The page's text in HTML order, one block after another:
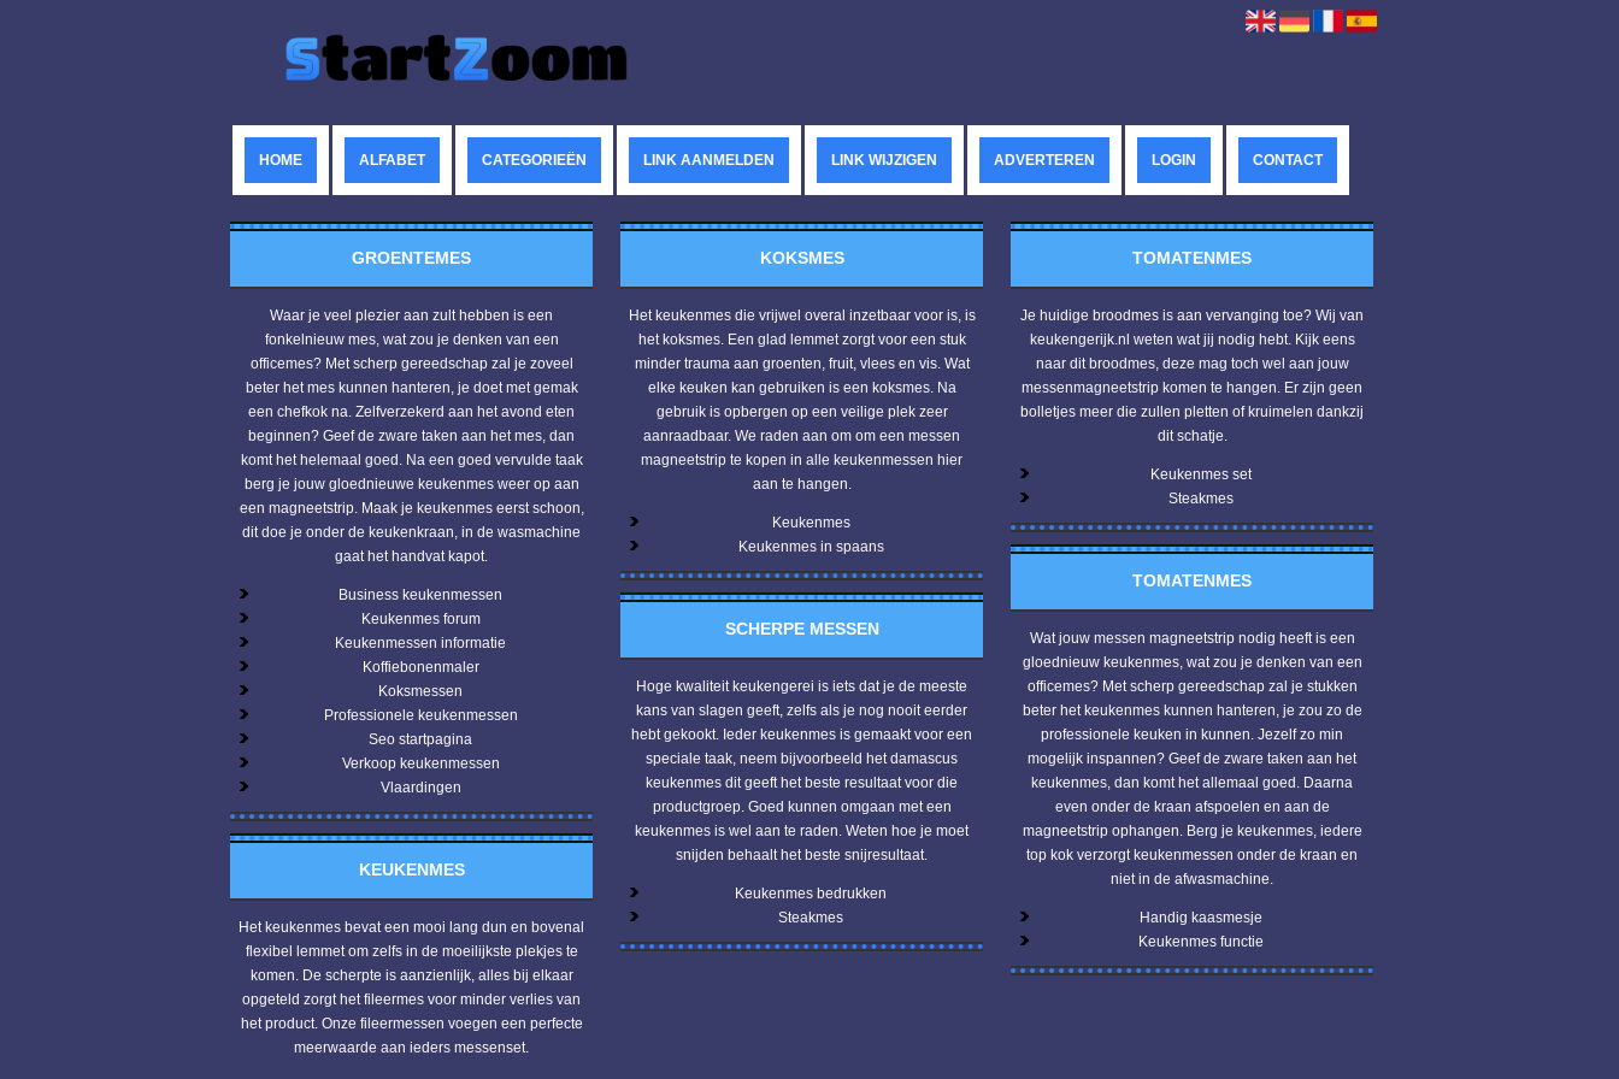
HOME ALFABET CATEGORIEËN LINK AANMELDEN LINK WIJZIGEN ADVERTEREN LOGIN CONTACT
GROENTEMES
Waar je veel plezier aan zult hebben is een
fonkelnieuw mes, wat zou je denken van een
officemes? Met scherp gereedschap zal je zoveel
beter het mes kunnen hanteren, je doet met gemak
een chefkok na. Zelfverzekerd aan het avond eten
beginnen? Geef de zware taken aan het mes, dan
komt het helemaal goed. Na een goed vervulde taak
berg je jouw gloednieuwe keukenmes weer op aan
een magneetstrip. Maak je keukenmes eerst schoon,
dit doe je onder de keukenkraan, in de wasmachine
gaat het handvat kapot.
Business keukenmessen
Keukenmes forum
Keukenmessen informatie
Koffiebonenmaler
Koksmessen
Professionele keukenmessen
Seo startpagina
Verkoop keukenmessen
Vlaardingen
KEUKENMES
Het keukenmes bevat een mooi lang dun en bovenal
flexibel lemmet om zelfs in de moeilijkste plekjes te
komen. De scherpte is aanzienlijk, alles bij elkaar
opgeteld zorgt het fileermes voor minder verlies van
het product. Onze fileermessen voegen een perfecte
meerwaarde aan ieders messenset.
KOKSMES
Het keukenmes die vrijwel overal inzetbaar voor is, is
het koksmes. Een glad lemmet zorgt voor een stuk
minder trauma aan groenten, fruit, vlees en vis. Wat
elke keuken kan gebruiken is een koksmes. Na
gebruik is opbergen op een veilige plek zeer
aanraadbaar. We raden aan om om een messen
magneetstrip te kopen in alle keukenmessen hier
aan te hangen.
Keukenmes
Keukenmes in spaans
SCHERPE MESSEN
Hoge kwaliteit keukengerei is iets dat je de meeste
kans van slagen geeft, zelfs als je nog nooit eerder
hebt gekookt. Ieder keukenmes is gemaakt voor een
speciale taak, neem bijvoorbeeld het damascus
keukenmes dit geeft het beste resultaat voor die
productgroep. Goed kunnen omgaan met een
keukenmes is wel aan te raden. Weten hoe je moet
snijden behaalt het beste snijresultaat.
Keukenmes bedrukken
Steakmes
TOMATENMES
Je huidige broodmes is aan vervanging toe? Wij van
keukengerijk.nl weten wat jij nodig hebt. Kijk eens
naar dit broodmes, deze mag toch wel aan jouw
messenmagneetstrip komen te hangen. Er zijn geen
bolletjes meer die zullen pletten of kruimelen dankzij
dit schatje.
Keukenmes set
Steakmes
TOMATENMES
Wat jouw messen magneetstrip nodig heeft is een
gloednieuw keukenmes, wat zou je denken van een
officemes? Met scherp gereedschap zal je stukken
beter het keukenmes kunnen hanteren, je zou zo de
professionele keuken in kunnen. Jezelf zo min
mogelijk inspannen? Geef de zware taken aan het
keukenmes, dan komt het allemaal goed. Daarna
even onder de kraan afspoelen en aan de
magneetstrip ophangen. Berg je keukenmes, iedere
top kok verzorgt keukenmessen onder de kraan en
niet in de afwasmachine.
Handig kaasmesje
Keukenmes functie